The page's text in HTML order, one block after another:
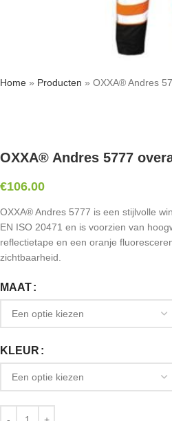
Home » Producten » OXXA® Andres
OXXA® Andres 5777
€106.00
OXXA® Andres 5777 is een stijlvolle
EN ISO 20471 en is voorzien van
reflectietape en een oranje
zichtbaarheid.
MAAT
KLEUR